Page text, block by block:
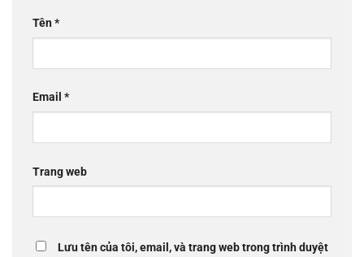
Tên*
Email *
Trang web
Lưu tên của tôi, email, và trang web trong trình duyệt